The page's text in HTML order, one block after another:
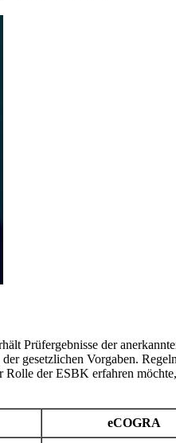
Prüfergebnisse der
gesetzlichen Vorgaben.
der ESBK erfahren
eCOGRA